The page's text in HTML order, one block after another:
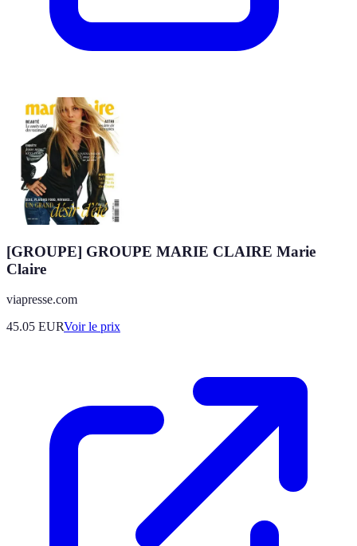
[GROUPE] GROUPE MARIE CLAIRE Marie
Claire
viapresse.com
45.05 EURVoir le prix